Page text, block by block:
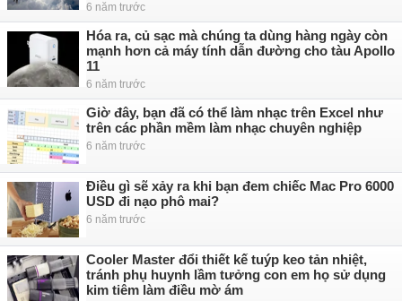
6 năm trước
Hóa ra, củ sạc mà chúng ta dùng hàng ngày còn
mạnh hơn cả máy tính dẫn đường cho tàu Apollo
11
6 năm trước
Giờ đây, bạn đã có thể làm nhạc trên Excel như
trên các phần mềm làm nhạc chuyên nghiệp
6 năm trước
Điều gì sẽ xảy ra khi bạn đem chiếc Mac Pro 6000
USD đi nạo phô mai?
6 năm trước
Cooler Master đổi thiết kế tuýp keo tản nhiệt,
tránh phụ huynh lầm tưởng con em họ sử dụng
kim tiêm làm điều mờ ám